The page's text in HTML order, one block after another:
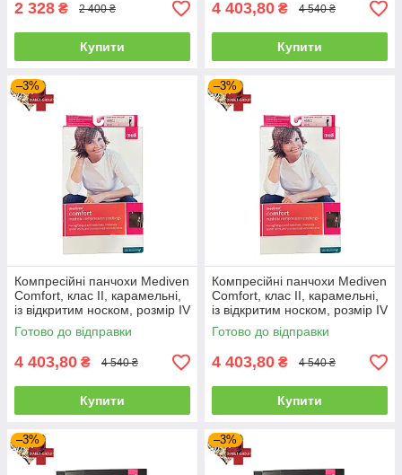
2 328 ₴ 2 400 ₴
Купити
4 403,80 ₴ 4 540 ₴
Купити
–3%
Компресійні панчохи Mediven
Comfort, клас II, карамельні,
із відкритим носком, розмір IV
(Z669104000)
Готово до відправки
4 403,80 ₴ 4 540 ₴
Купити
–3%
Компресійні панчохи Mediven
Comfort, клас II, карамельні,
із відкритим носком, розмір IV
(Z668104000)
Готово до відправки
4 403,80 ₴ 4 540 ₴
Купити
–3% –3%